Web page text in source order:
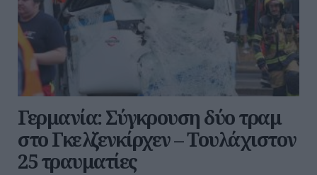
Γερμανία: Σύγκρουση δύο τραμ
στο Γκελζενκίρχεν – Τουλάχιστον
25 τραυματίες